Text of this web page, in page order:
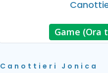
Game (Ora
Canottieri Jonica